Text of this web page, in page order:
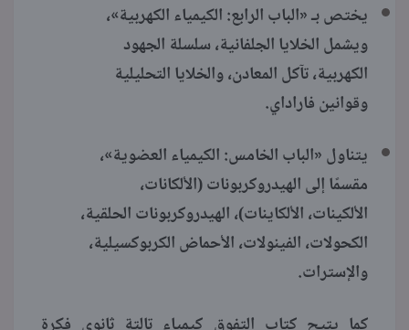
يختص بـ «الباب الرابع: الكيمياء الكهربية»،
ويشمل الخلايا الجلفانية، سلسلة الجهود
الكهربية، تآكل المعادن، والخلايا التحليلية
وقوانين فاراداي.
يتناول «الباب الخامس: الكيمياء العضوية»،
مقسمًا إلى الهيدروكربونات (الألكانات،
الألكينات، الألكاينات)، الهيدروكربونات الحلقية،
الكحولات، الفينولات، الأحماض الكربوكسيلية،
والإسترات.